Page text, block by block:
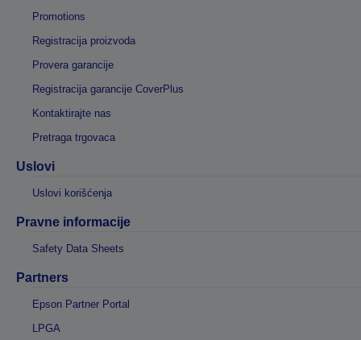
Promotions
Registracija proizvoda
Provera garancije
Registracija garancije CoverPlus
Kontaktirajte nas
Pretraga trgovaca
Uslovi
Uslovi korišćenja
Pravne informacije
Safety Data Sheets
Partners
Epson Partner Portal
LPGA